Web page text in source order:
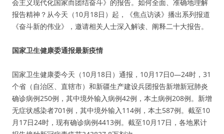
会主义现代化国家而团结奋斗》的报告。如何全面、准确地理解
报告精神？从今天（10月18日）起，《焦点访谈》播出系列报道
《奋斗新的伟业》，邀请相关人士深入解读、阐释二十大报告。
国家卫生健康委通报最新疫情
国家卫生健康委今天（10月18日）通报，10月17日0—24时，31
个省（自治区、直辖市）和新疆生产建设兵团报告新增新冠肺炎
确诊病例250例，其中境外输入病例42例，本土病例208例。新增
无症状感染者701例，其中境外输入114例，本土587例。截至10
月17日24时，现有确诊病例4413例。截至10月17日，各地累计